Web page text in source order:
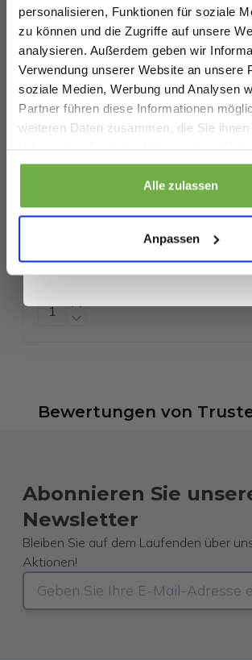
personalisieren, Funktionen für soziale
zu können und die Zugriffe auf unsere
analysieren. Außerdem geben wir
Verwendung unserer Website an unsere
soziale Medien, Werbung und Analysen
Partner führen diese Informationen
weiteren Daten zusammen, die Sie
gesammelt haben.
Alle zulassen
Anpassen
verarbeitete Bettwäsche, die jahrelang hält
Spezifikationen
Artikelnummer
EAN
8720246737127
219,95 €
Bewertungen von
Abonnieren Sie
Newsletter
Bleiben Sie auf dem Laufenden über
Aktionen!
Geburtstag
Sicher dir 5 € Rabatt
Wenn du dich anmeldest, erklärst du dich damit
erhalten. Außerdem stimmst du unserer